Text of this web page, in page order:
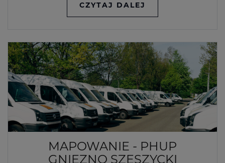
CZYTAJ DALEJ
MAPOWANIE - PHUP
GNIEZNO SZESZYCKI